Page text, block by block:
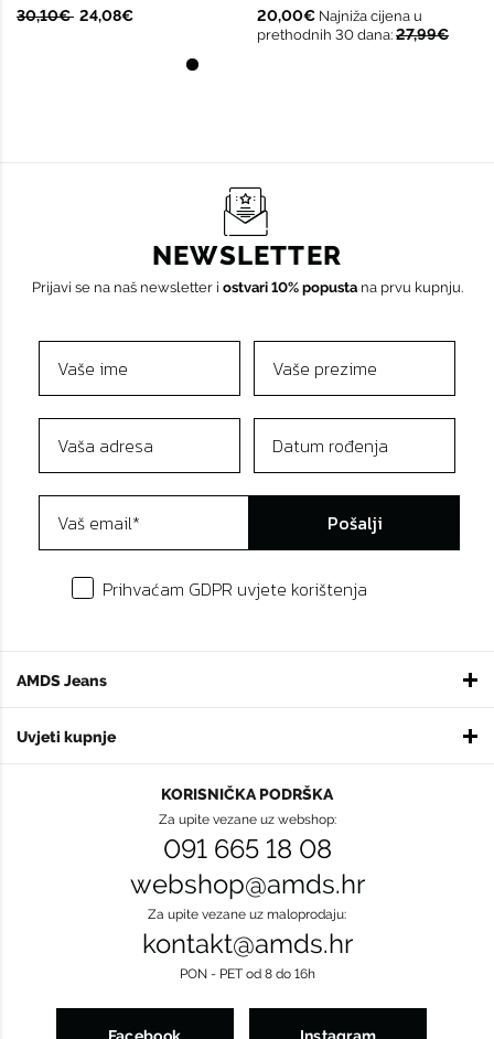
30,10€ 24,08€ 20,00€ Najniža cijena u
prethodnih 30 dana: 27,99€
AMDS Jeans
Uvjeti kupnje
NEWSLETTER
Prijavi se na naš newsletter i ostvari 10% popustana prvu kupnju.
Pošalji
Prihvaćam GDPR uvjete korištenja
KORISNIČKA PODRŠKA
Za upite vezane uz webshop:
091 665 18 08
webshop@amds.hr
Za upite vezane uz maloprodaju:
kontakt@amds.hr
PON - PET od 8 do 16h
Facebook Instagram